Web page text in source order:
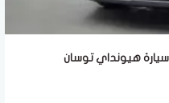
هيونداي توسان